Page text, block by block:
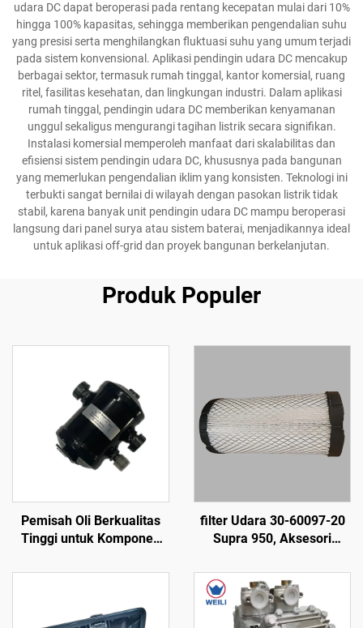
udara DC dapat beroperasi pada rentang kecepatan mulai dari 10%
hingga 100% kapasitas, sehingga memberikan pengendalian suhu
yang presisi serta menghilangkan fluktuasi suhu yang umum terjadi
pada sistem konvensional. Aplikasi pendingin udara DC mencakup
berbagai sektor, termasuk rumah tinggal, kantor komersial, ruang
ritel, fasilitas kesehatan, dan lingkungan industri. Dalam aplikasi
rumah tinggal, pendingin udara DC memberikan kenyamanan
unggul sekaligus mengurangi tagihan listrik secara signifikan.
Instalasi komersial memperoleh manfaat dari skalabilitas dan
efisiensi sistem pendingin udara DC, khususnya pada bangunan
yang memerlukan pengendalian iklim yang konsisten. Teknologi ini
terbukti sangat bernilai di wilayah dengan pasokan listrik tidak
stabil, karena banyak unit pendingin udara DC mampu beroperasi
langsung dari panel surya atau sistem baterai, menjadikannya ideal
untuk aplikasi off-grid dan proyek bangunan berkelanjutan.
Produk Populer
Pemisah Oli Berkualitas
Tinggi untuk Komponen
65-60059-01 Carrier
300/350/Viento 300
filter Udara 30-60097-20
Supra 950, Aksesori
Transportasi, Aksesori
Kendaraan Berpendingin